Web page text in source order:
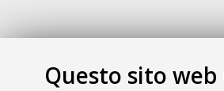
Questo sito